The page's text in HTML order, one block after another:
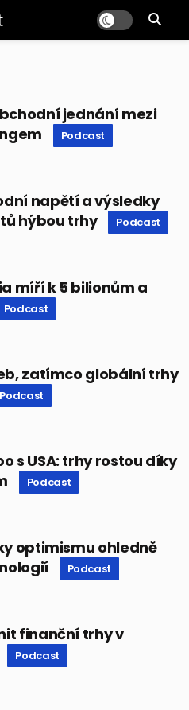
jednání mezi
Podcast
napětí a výsledky
hýbou trhy
Podcast
míří k 5 bilionům a
Podcast
zatímco globální trhy
Podcast
s USA: trhy rostou díky
Podcast
optimismu ohledně
Podcast
finanční trhy v
Podcast